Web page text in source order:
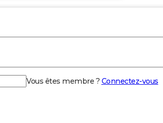
Vous êtes membre ? Connectez-vous